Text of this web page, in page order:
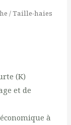
/Taille-haies
(K)
et de
à